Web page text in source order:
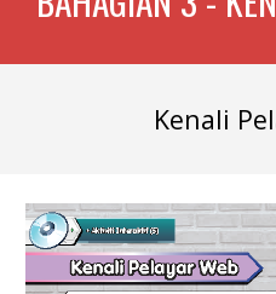
Kenali